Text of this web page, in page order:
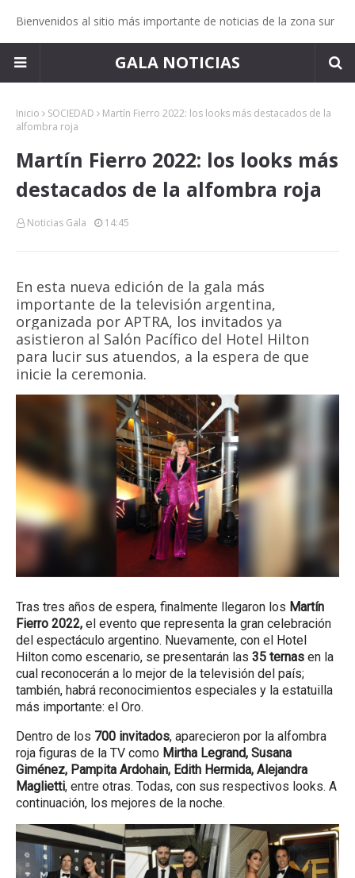
Bienvenidos al sitio más importante de noticias de la zona sur
GALA NOTICIAS
Inicio SOCIEDAD
Martín Fierro 2022: los looks más destacados de la
alfombra roja
Martín Fierro 2022: los looks más
destacados de la alfombra roja
Noticias Gala 14:45
En esta nueva edición de la gala más
importante de la televisión argentina,
organizada por APTRA, los invitados ya
asistieron al Salón Pacífico del Hotel Hilton
para lucir sus atuendos, a la espera de que
inicie la ceremonia.
Tras tres años de espera, finalmente llegaron los Martín
Fierro 2022, el evento que representa la gran celebración
del espectáculo argentino. Nuevamente, con el Hotel
Hilton como escenario, se presentarán las 35 ternas en la
cual reconocerán a lo mejor de la televisión del país;
también, habrá reconocimientos especiales y la estatuilla
más importante: el Oro.
Dentro de los 700 invitados, aparecieron por la alfombra
roja figuras de la TV como Mirtha Legrand, Susana
Giménez, Pampita Ardohain, Edith Hermida, Alejandra
Maglietti, entre otras. Todas, con sus respectivos looks. A
continuación, los mejores de la noche.